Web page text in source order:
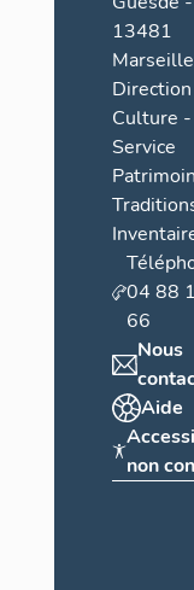
13481
Marseille
Culture -
Service
04 88
66
Nous
Aide
non